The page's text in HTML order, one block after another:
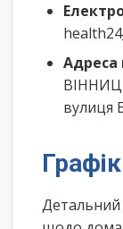
Адреса
вулиця
Детальний